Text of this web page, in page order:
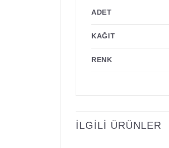
ADET
KAĞIT
RENK
İLGILI ÜRÜNLER